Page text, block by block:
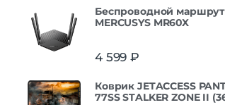
Беспроводной
MERCUSYS MR60X
4 599 ₽
Коврик JETACCESS
77SS STALKER ZONE II